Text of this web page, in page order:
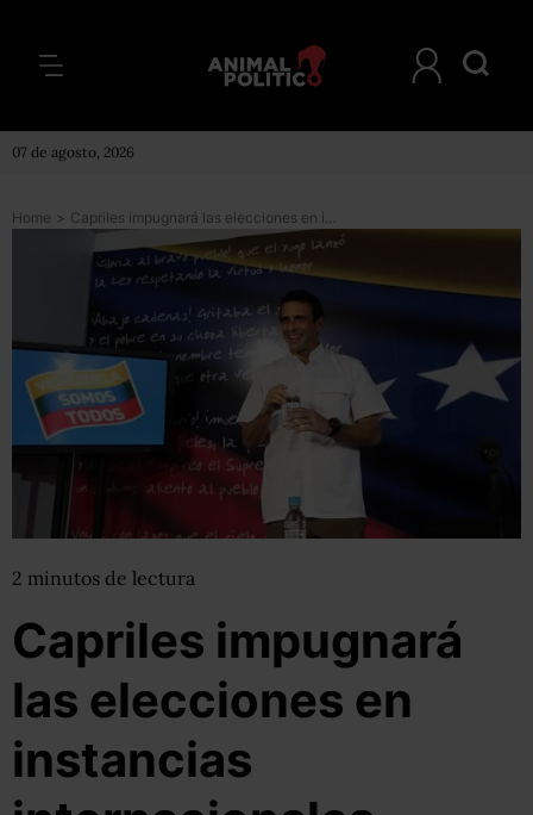
07 de agosto, 2026
Home > Capriles impugnará las elecciones en instancias internacionales
2 minutos de lectura
Capriles impugnará
las elecciones en
instancias